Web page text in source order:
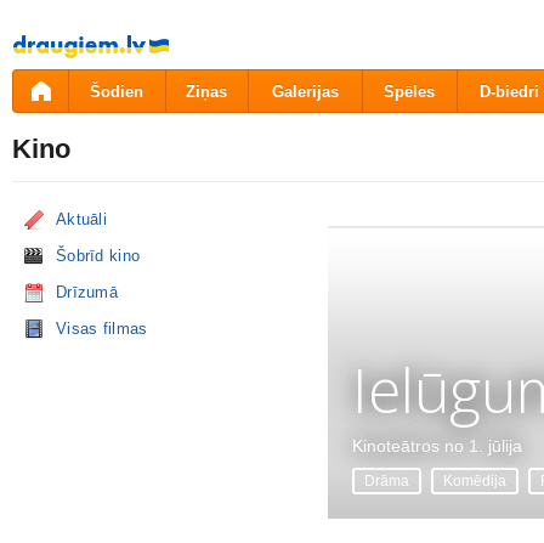
Pāriet
uz
saturu
Šodien Ziņas Galerijas Spēles D-biedri
Kino
Aktuāli
Šobrīd kino
Drīzumā
Visas filmas
Kinoteātros no 1. jūlija
Drāma Komēdija